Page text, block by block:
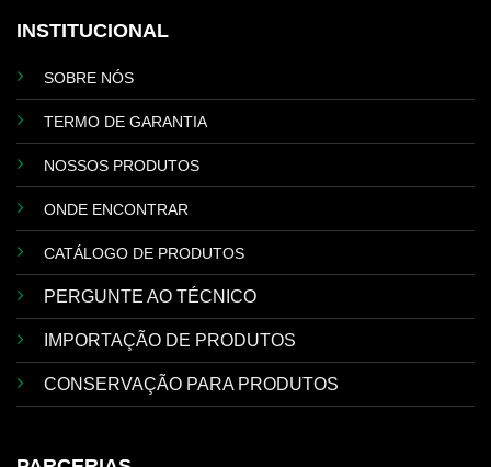
INSTITUCIONAL
SOBRE NÓS
TERMO DE GARANTIA
NOSSOS PRODUTOS
ONDE ENCONTRAR
CATÁLOGO DE PRODUTOS
PERGUNTE AO TÉCNICO
IMPORTAÇÃO DE PRODUTOS
CONSERVAÇÃO PARA PRODUTOS